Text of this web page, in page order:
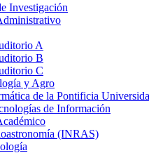
Investigación
A
B
C
y Agro
de la Pontificia
de Información
(INRAS)